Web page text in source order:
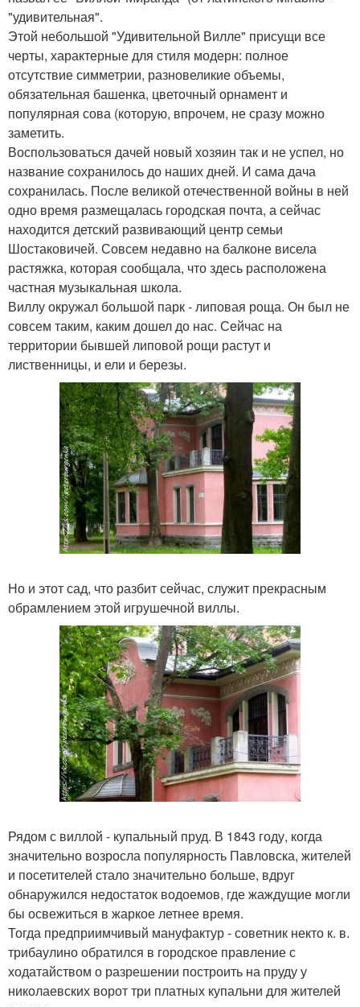
"удивительная".
Этой небольшой "Удивительной Вилле" присущи все
черты, характерные для стиля модерн: полное
отсутствие симметрии, разновеликие объемы,
обязательная башенка, цветочный орнамент и
популярная сова (которую, впрочем, не сразу можно
заметить.
Воспользоваться дачей новый хозяин так и не успел, но
название сохранилось до наших дней. И сама дача
сохранилась. После великой отечественной войны в ней
одно время размещалась городская почта, а сейчас
находится детский развивающий центр семьи
Шостаковичей. Совсем недавно на балконе висела
растяжка, которая сообщала, что здесь расположена
частная музыкальная школа.
Виллу окружал большой парк - липовая роща. Он был не
совсем таким, каким дошел до нас. Сейчас на
территории бывшей липовой рощи растут и
лиственницы, и ели и березы.
Но и этот сад, что разбит сейчас, служит прекрасным
обрамлением этой игрушечной виллы.
Рядом с виллой - купальный пруд. В 1843 году, когда
значительно возросла популярность Павловска, жителей
и посетителей стало значительно больше, вдруг
обнаружился недостаток водоемов, где жаждущие могли
бы освежиться в жаркое летнее время.
Тогда предприимчивый мануфактур - советник некто к. в.
трибаулино обратился в городское правление с
ходатайством о разрешении построить на пруду у
николаевских ворот три платных купальни для жителей